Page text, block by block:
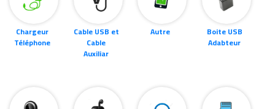
Chargeur
Téléphone
Cable USB et
Cable
Auxiliar
Autre Boite USB
Adabteur